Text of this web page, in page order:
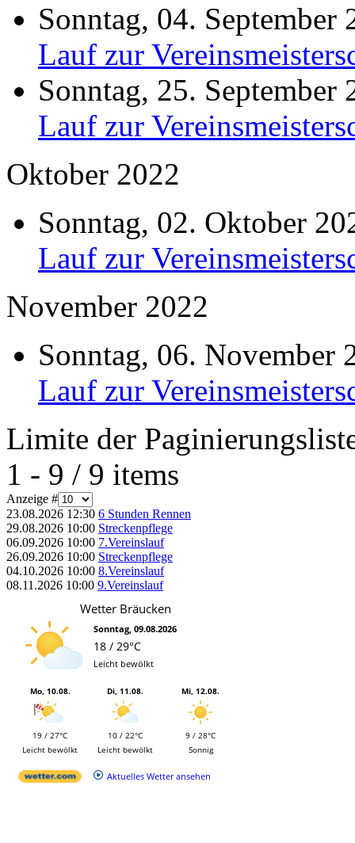
Sonntag, 04.
Lauf zur
Sonntag, 25.
Lauf zur
Oktober 2022
Sonntag, 02. Oktober
Lauf zur
November 2022
Sonntag, 06. November
Lauf zur
Limite der
1 - 9 / 9 items
Anzeige #
23.08.2026 12:30 6 Stunden Rennen
29.08.2026 10:00 Streckenpflege
06.09.2026 10:00 7.Vereinslauf
26.09.2026 10:00 Streckenpflege
04.10.2026 10:00 8.Vereinslauf
08.11.2026 10:00 9.Vereinslauf
Wetter Bräucken
Sonntag, 09.08.2026
18 / 29°C
Leicht bewölkt
Mo, 10.08.
19 / 27°C
Leicht bewölkt
Di, 11.08.
10 / 22°C
Leicht bewölkt
Mi, 12.08.
9 / 28°C
Sonnig
Aktuelles Wetter ansehen